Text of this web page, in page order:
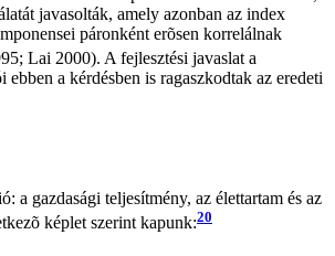
javasolták, amely azonban az index
páronként erõsen korrelálnak
Lai 2000). A fejlesztési javaslat a
a kérdésben is ragaszkodtak az eredeti
a gazdasági teljesítmény, az élettartam és az
képlet szerint kapunk:20